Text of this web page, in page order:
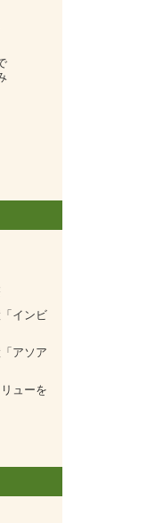
インビ
アソア
ューを